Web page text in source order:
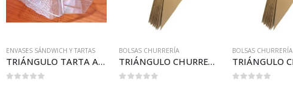
ENVASES SÁNDWICH Y TARTAS
TRIÁNGULO TARTA ALTO (ET94)
BOLSAS CHURRERÍA
TRIÁNGULO CHURRERÍA CUERO 800 (X1123)
BOLSAS CHURRERÍA